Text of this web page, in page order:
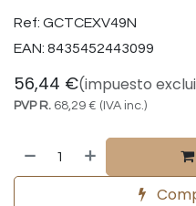
Ref: GCTCEXV49N
EAN: 8435452443099
56,44 €(impuesto
PVP R. 68,29 € (IVA inc.)